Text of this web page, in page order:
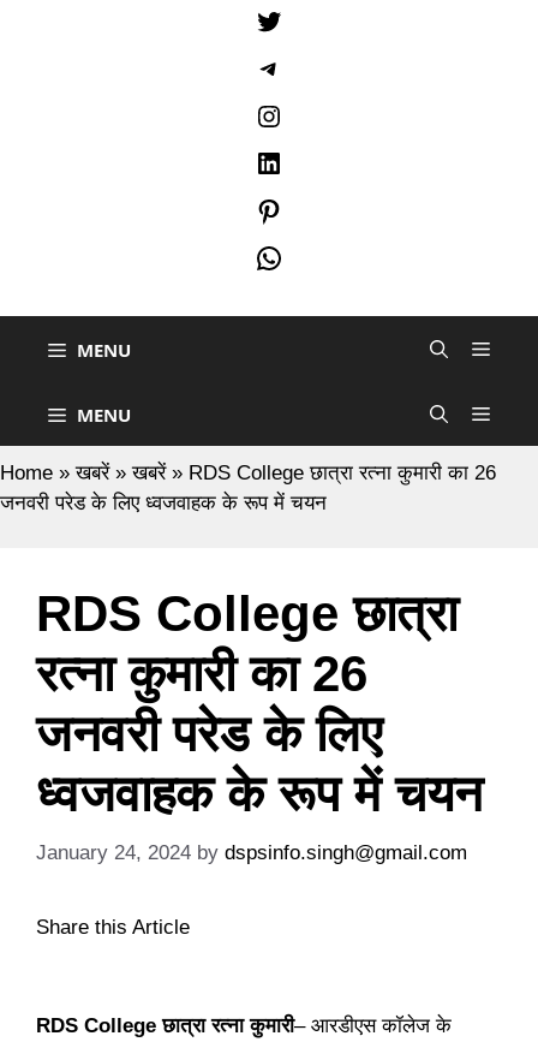
MENU
MENU
Home »खबरें»खबरें» RDS College छात्रा रत्ना कुमारी का 26
जनवरी परेड के लिए ध्वजवाहक के रूप में चयन
RDS College छात्रा
रत्ना कुमारी का 26
जनवरी परेड के लिए
ध्वजवाहक के रूप में चयन
January 24, 2024 by dspsinfo.singh@gmail.com
Share this Article
RDS College छात्रा रत्ना कुमारी– आरडीएस कॉलेज के